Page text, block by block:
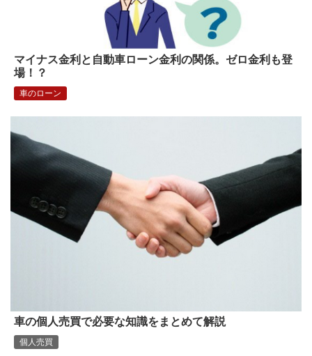
マイナス金利と自動車ローン金利の関係。ゼロ金利も登
場！？
車のローン
車の個人売買で必要な知識をまとめて解説
個人売買